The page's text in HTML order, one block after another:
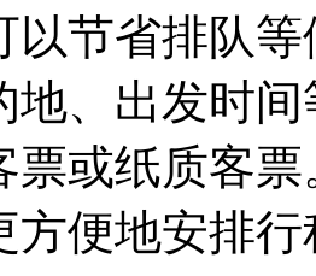
以节省排队
地、出发时
票或纸质客
方便地安排行